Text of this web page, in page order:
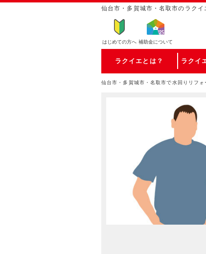
仙台市・多賀城市・名取市のラク
はじめての方へ 補助金について
ラクイエとは？ ラクイ
仙台市・多賀城市・名取市で水回りリフォ